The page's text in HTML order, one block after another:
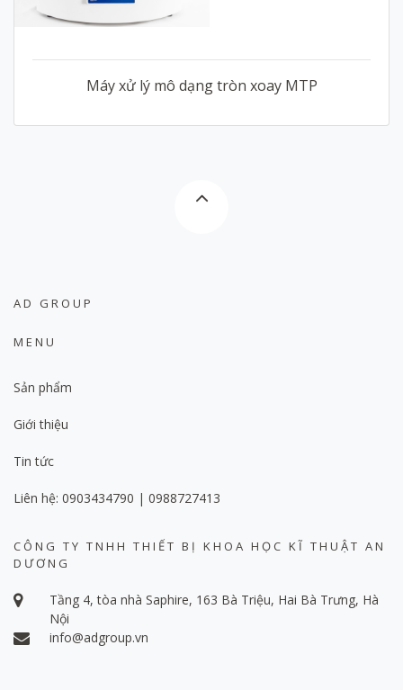
Máy xử lý mô dạng tròn xoay MTP
AD GROUP
MENU
Sản phẩm
Giới thiệu
Tin tức
Liên hệ: 0903434790 | 0988727413
CÔNG TY TNHH THIẾT BỊ KHOA HỌC KĨ THUẬT AN
DƯƠNG
Tầng 4, tòa nhà Saphire, 163 Bà Triệu, Hai Bà Trưng, Hà
Nội
info@adgroup.vn